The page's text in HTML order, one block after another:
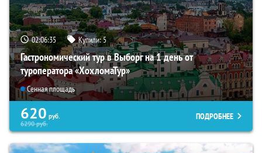
02:06:34 Купили:5
Гастрономический тур в Выборг на 1 день от
туроператора «ХохломаТур»
Сенная площадь
620 руб.
6290руб.
ПОДРОБНЕЕ